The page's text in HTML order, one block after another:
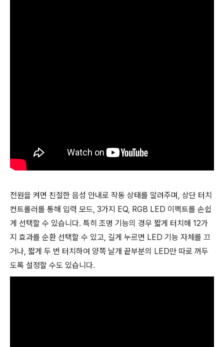
전원을 켜면 친절한 음성 안내로 작동 상태를 알려주며, 상단 터치
컨트롤러를 통해 입력 모드, 3가지 EQ, RGB LED 이펙트를 손쉽
게 선택할 수 있습니다. 특히 조명 기능의 경우 짧게 터치해 12가
지 효과를 순환 선택할 수 있고, 길게 누르면 LED 기능 자체를 끄
거나, 짧게 두 번 터치하여 양쪽 날개 끝부분의 LED만 따로 꺼두
도록 설정할 수도 있습니다.